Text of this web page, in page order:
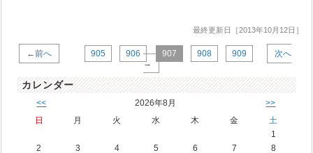
最終更新日［2013年10月12日］
←前へ 905 906 907 908 909
次へ
→
カレンダー
<< 2026年8月 >>
日 月 火 水 木 金
土
1
2
3 4 5 6 7
8